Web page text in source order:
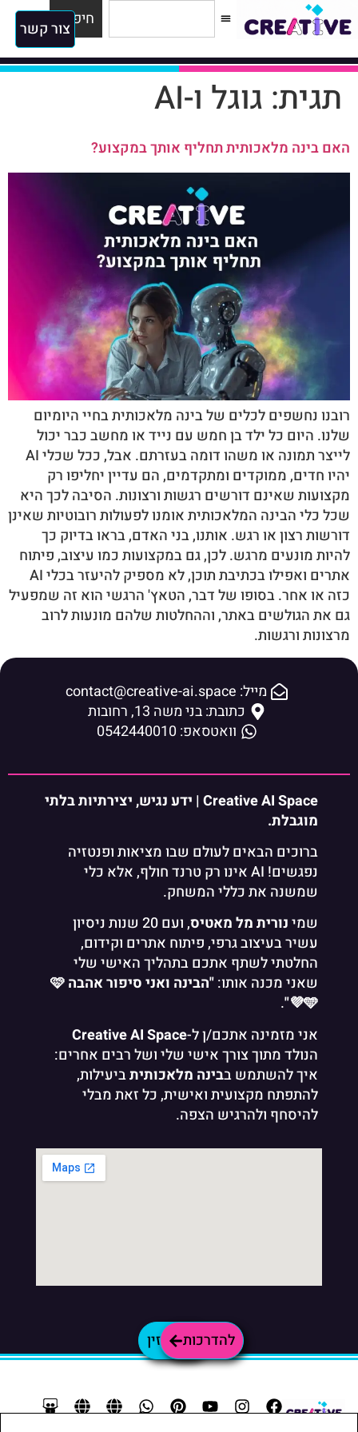
חיפושצור קשר
תגית: גוגל ו-AI
האם בינה מלאכותית תחליף אותך במקצוע?
רובנו נחשפים לכלים של בינה מלאכותית בחיי היומיום
שלנו. היום כל ילד בן חמש עם נייד או מחשב כבר יכול
לייצר תמונה או משהו דומה בעזרתם. אבל, ככל שכלי AI
יהיו חדים, ממוקדים ומתקדמים, הם עדיין יחליפו רק
מקצועות שאינם דורשים רגשות ורצונות. הסיבה לכך היא
שכל כלי הבינה המלאכותית אומנו לפעולות רובוטיות שאינן
דורשות רצון או רגש. אותנו, בני האדם, בראו בדיוק כך
להיות מונעים מרגש. לכן, גם במקצועות כמו עיצוב, פיתוח
אתרים ואפילו בכתיבת תוכן, לא מספיק להיעזר בכלי AI
כזה או אחר. בסופו של דבר, הטאץ' הרגשי הוא זה שמפעיל
גם את הגולשים באתר, וההחלטות שלהם מונעות לרוב
מרצונות ורגשות.
מייל: contact@creative-ai.space
כתובת: בני משה 13, רחובות
וואטסאפ: 0542440010
Creative AI Space | ידע נגיש, יצירתיות בלתי
מוגבלת.
ברוכים הבאים לעולם שבו מציאות ופנטזיה
נפגשים! AI אינו רק טרנד חולף, אלא כלי
שמשנה את כללי המשחק.
שמינורית מל מאטיס
, ועם 20 שנות ניסיון
עשיר בעיצוב גרפי, פיתוח אתרים וקידום,
החלטתי לשתף אתכם בתהליך האישי שלי
שאני מכנה אותו:
"הבינה ואני סיפור אהבה 🩷
💜🩵"
.
אני מזמינה אתכם/ן ל-Creative AI Space
הנולד מתוך צורך אישי שלי ושל רבים אחרים:
איך להשתמש בבינה מלאכותיתביעילות,
להתפתח מקצועית ואישית, כל זאת מבלי
להיסחף ולהרגיש הצפה.
למגזיןלהדרכות